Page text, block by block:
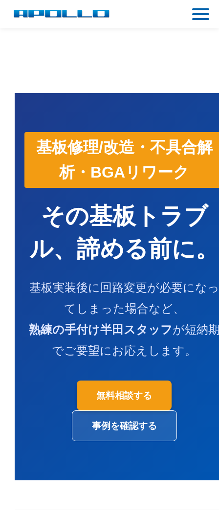
基板修理/改造・不具合解
析・BGAリワーク
その基板トラブ
ル、諦める前に。
基板実装後に回路変更が必要になっ
てしまった場合など、
熟練の手付け半田スタッフが短納
でご要望にお応えします。
無料相談する
事例を確認する